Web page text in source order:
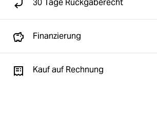
30 Tage Rückgaberecht
Finanzierung
Kauf auf Rechnung